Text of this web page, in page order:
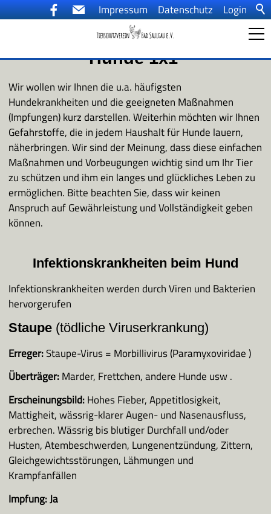
Login
Datenschutz
Impressum
Startseite
Ein Tier kommt ins Haus
Aktuelles
Tiervermittlung
Tierheim Sigmaringen
Nestle Bad Saulgau
Häufig gestellte Fragen
Wissenswertes
Hunde
Kastration der Hündin
Katzen
Krankheiten
Hunde 1x1
Wir wollen wir Ihnen die u.a. häufigsten
Hundekrankheiten und die geeigneten Maßnahmen
(Impfungen) kurz darstellen. Weiterhin möchten wir Ihnen
Gefahrstoffe, die in jedem Haushalt für Hunde lauern,
näherbringen. Wir sind der Meinung, dass diese einfachen
Maßnahmen und Vorbeugungen wichtig sind um Ihr Tier
zu schützen und ihm ein langes und glückliches Leben zu
ermöglichen. Bitte beachten Sie, dass wir keinen
Anspruch auf Gewährleistung und Vollständigkeit geben
können.
Infektionskrankheiten beim Hund
Infektionskrankheiten werden durch Viren und Bakterien
hervorgerufen
Staupe (tödliche Viruserkrankung)
Erreger:Staupe-Virus = Morbillivirus (Paramyxoviridae )
Überträger:Marder, Frettchen, andere Hunde usw .
Erscheinungsbild:Hohes Fieber, Appetitlosigkeit,
Mattigheit, wässrig-klarer Augen- und Nasenausfluss,
erbrechen. Wässrig bis blutiger Durchfall und/oder
Husten, Atembeschwerden, Lungenentzündung, Zittern,
Gleichgewichtsstörungen, Lähmungen und
Krampfanfällen
Impfung:Ja